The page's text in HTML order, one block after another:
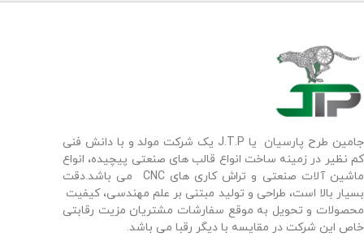
جامین طرح پارسیان یا J.T.P یک شرکت مولد و با دانش فنی
کم نظیر در زمینه ساخت انواع قالب های صنعتی پیچیده، انواع
ماشین آلات صنعتی و تراش کاری های CNC می باشد.دقت
بسیار بالا است، طراحی و تولید مبتنی بر علم مهندسی، کیفیت
محصولات و تحویل به موقع سفارشات مشتریان مزیت رقابتی
خاص این شرکت در مقایسه با دیگر رقبا می باشد.